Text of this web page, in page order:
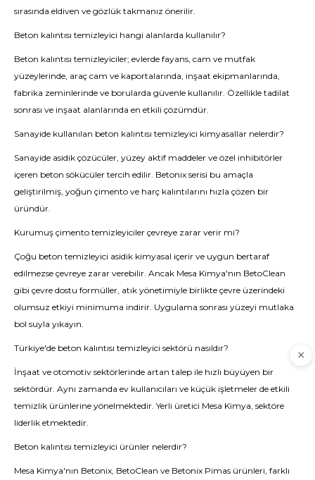
sırasında eldiven ve gözlük takmanız önerilir.
Beton kalıntısı temizleyici hangi alanlarda kullanılır?
Beton kalıntısı temizleyiciler; evlerde fayans, cam ve mutfak
yüzeylerinde, araç cam ve kaportalarında, inşaat ekipmanlarında,
fabrika zeminlerinde ve borularda güvenle kullanılır. Özellikle tadilat
sonrası ve inşaat alanlarında en etkili çözümdür.
Sanayide kullanılan beton kalıntısı temizleyici kimyasallar nelerdir?
Sanayide asidik çözücüler, yüzey aktif maddeler ve özel inhibitörler
içeren beton sökücüler tercih edilir. Betonix serisi bu amaçla
geliştirilmiş, yoğun çimento ve harç kalıntılarını hızla çözen bir
üründür.
Kurumuş çimento temizleyiciler çevreye zarar verir mi?
Çoğu beton temizleyici asidik kimyasal içerir ve uygun bertaraf
edilmezse çevreye zarar verebilir. Ancak Mesa Kimya'nın BetoClean
gibi çevre dostu formüller, atık yönetimiyle birlikte çevre üzerindeki
olumsuz etkiyi minimuma indirir. Uygulama sonrası yüzeyi mutlaka
bol suyla yıkayın.
Türkiye'de beton kalıntısı temizleyici sektörü nasıldır?
İnşaat ve otomotiv sektörlerinde artan talep ile hızlı büyüyen bir
sektördür. Aynı zamanda ev kullanıcıları ve küçük işletmeler de etkili
temizlik ürünlerine yönelmektedir. Yerli üretici Mesa Kimya, sektöre
liderlik etmektedir.
Beton kalıntısı temizleyici ürünler nelerdir?
Mesa Kimya'nın Betonix, BetoClean ve Betonix Pimas ürünleri, farklı